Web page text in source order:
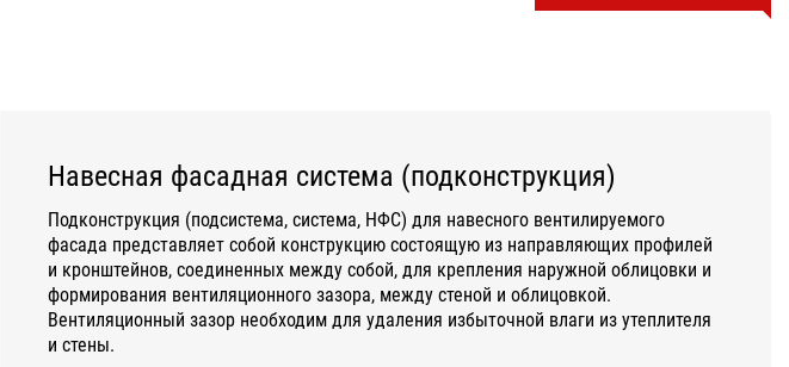
Навесная фасадная система (подконструкция)
Подконструкция (подсистема, система, НФС) для навесного вентилируемого
фасада представляет собой конструкцию состоящую из направляющих профилей
и кронштейнов, соединенных между собой, для крепления наружной облицовки и
формирования вентиляционного зазора, между стеной и облицовкой.
Вентиляционный зазор необходим для удаления избыточной влаги из утеплителя
и стены.